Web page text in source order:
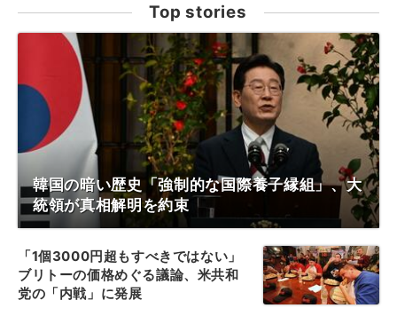
Top stories
韓国の暗い歴史「強制的な国際養子縁組」、大
統領が真相解明を約束
「1個3000円超もすべきではない」
ブリトーの価格めぐる議論、米共和
党の「内戦」に発展